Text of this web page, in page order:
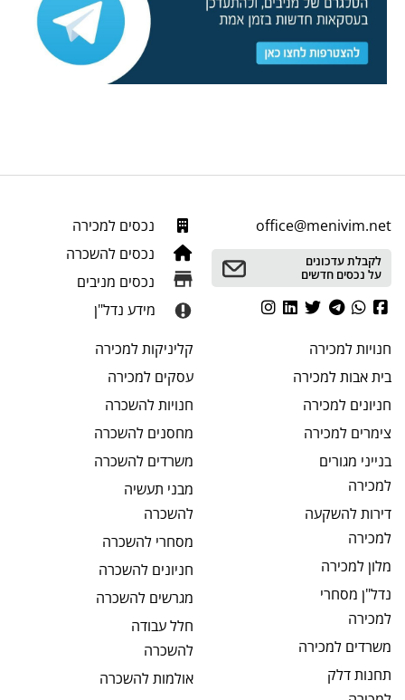
office@menivim.net
לקבלת עדכונים
על נכסים חדשים
נכסים למכירה
נכסים להשכרה
נכסים מניבים
מידע נדל"ן
חנויותלמכירה
בית אבותלמכירה
חניונים למכירה
צימרים למכירה
בנייני מגורים
למכירה
דירות להשקעה
למכירה
מלון למכירה
נדל"ן מסחרי
למכירה
משרדים למכירה
תחנות דלק
קליניקותלמכירה
עסקים למכירה
חנויותלהשכרה
מחסנים להשכרה
משרדים להשכרה
מבני תעשיה
להשכרה
מסחרי להשכרה
חניונים להשכרה
מגרשים להשכרה
חלל עבודה
להשכרה
אולמותלהשכרה